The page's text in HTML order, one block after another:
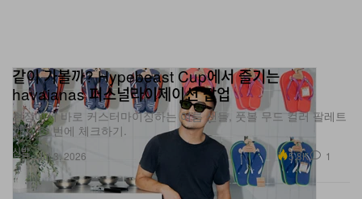
신발
같이 가볼까? Hypebeast Cup에서 즐기는
havaianas 퍼스널라이제이션 팝업
현장에서 바로 커스터마이징하는 여름 샌들, 풋볼 무드 컬러 팔레트
까지 한 번에 체크하기.
Jul 3, 2026 5.8K 1